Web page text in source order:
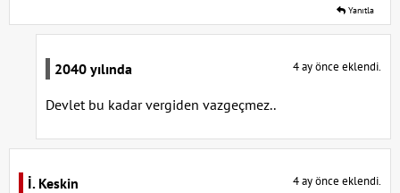
Yanıtla
2040 yılında 4 ay önce eklendi.
Devlet bu kadar vergiden vazgeçmez..
İ. Keskin 4 ay önce eklendi.